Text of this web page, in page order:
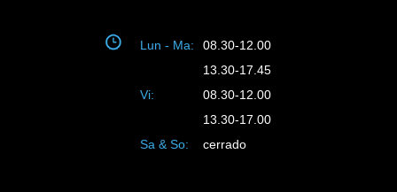
Lun - Ma:
08.30-12.00
13.30-17.45
Vi:
08.30-12.00
13.30-17.00
Sa & So:
cerrado